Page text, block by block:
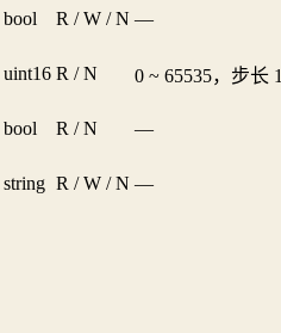
bool R / W / N —
uint16 R / N 0 ~ 65535，步长
bool R / N —
string R / W / N —